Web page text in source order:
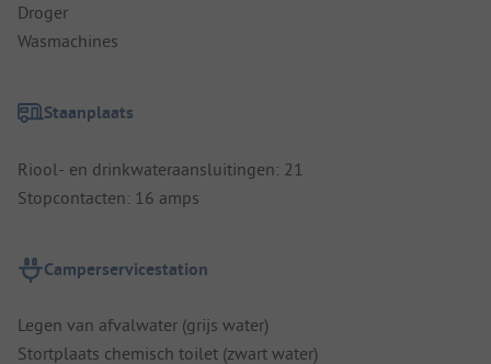
Droger
Wasmachines
Staanplaats
Riool- en drinkwateraansluitingen: 21
Stopcontacten: 16 amps
Camperservicestation
Legen van afvalwater (grijs water)
Stortplaats chemisch toilet (zwart water)